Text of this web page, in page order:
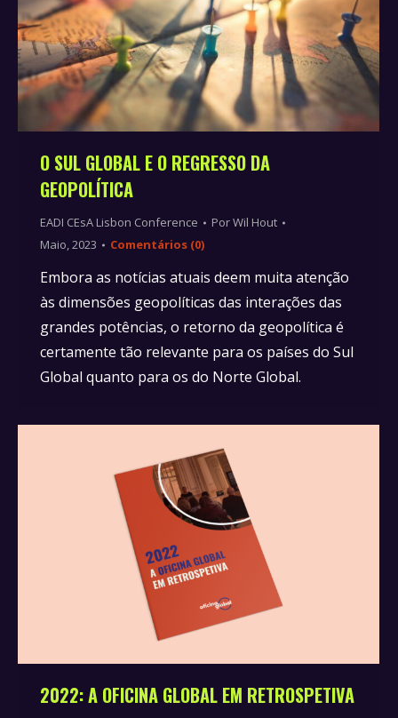
O SUL GLOBAL E O REGRESSO DA
GEOPOLÍTICA
EADI CEsA Lisbon Conference PorWil Hout
Maio, 2023
Comentários (0)
Embora as notícias atuais deem muita atenção
às dimensões geopolíticas das interações das
grandes potências, o retorno da geopolítica é
certamente tão relevante para os países do Sul
Global quanto para os do Norte Global.
2022: A OFICINA GLOBAL EM RETROSPETIVA